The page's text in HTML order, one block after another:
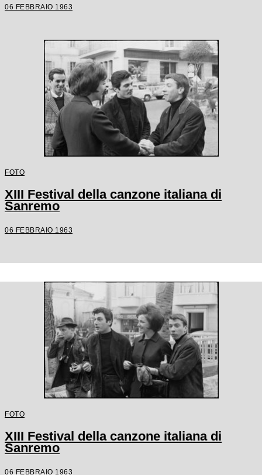
06 FEBBRAIO 1963
FOTO
XIII Festival della canzone italiana di
Sanremo
06 FEBBRAIO 1963
FOTO
XIII Festival della canzone italiana di
Sanremo
06 FEBBRAIO 1963